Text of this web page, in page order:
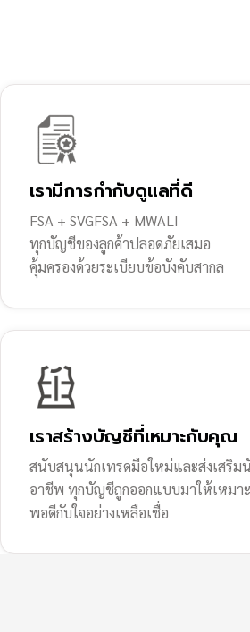
เรามีการกำกับดูแลที่ดี
FSA + SVGFSA + MWALI
ทุกบัญชีของลูกค้าปลอดภัยเสมอ
คุ้มครองด้วยระเบียบข้อบังคับสากล
เราสร้างบัญชีที่เหมาะกับคุณ
สนับสนุนนักเทรดมือใหม่และส่งเสริม
อาชีพ ทุกบัญชีถูกออกแบบมาให้เหมา
พอดีกับใจอย่างเหลือเชื่อ